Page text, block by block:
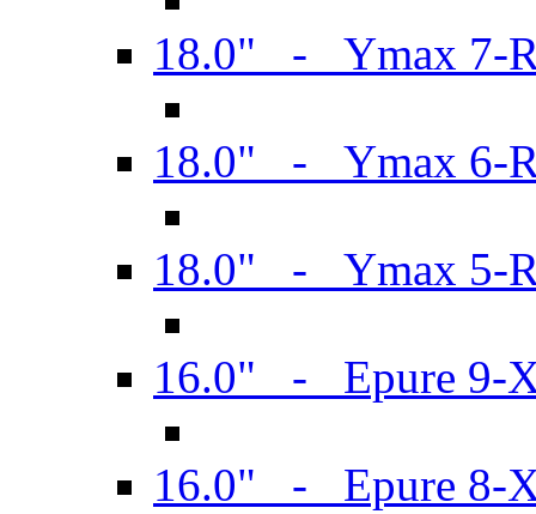
18.0" - Ymax 7-
18.0" - Ymax 6-
18.0" - Ymax 5-
16.0" - Epure 9-
16.0" - Epure 8-